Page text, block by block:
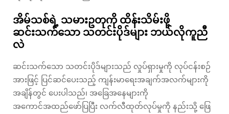
အိမ်သစ်ရဲ့ သမားဥတုကို ထိန်းသိမ်းဖို့
ဆင်းသက်သော သတင်းပိုဒ်များ ဘယ်လိုကူညီ
လဲ
ဆင်းသက်သော သတင်းပိုဒ်များသည် လှုပ်ရှားမှုကို လုပ်ငန်းစဉ်
အားဖြင့် ပြင်ဆင်ပေးသည့် ကျန်းမာရေးအချက်အလက်များကို
အချိန်တွင် ပေးပါသည်၊ အခြေအနေများကို
အကောင်အထည်ဖော်ပြပြီး လက်လီထုတ်လုပ်မှုကို နည်းသို့ ဖြေ